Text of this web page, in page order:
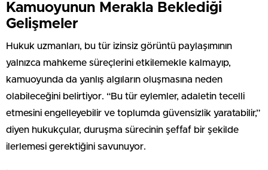
Kamuoyunun Merakla Beklediği
Gelişmeler
Hukuk uzmanları, bu tür izinsiz görüntü paylaşımının
yalnızca mahkeme süreçlerini etkilemekle kalmayıp,
kamuoyunda da yanlış algıların oluşmasına neden
olabileceğini belirtiyor. “Bu tür eylemler, adaletin tecelli
etmesini engelleyebilir ve toplumda güvensizlik yaratabilir,”
diyen hukukçular, duruşma sürecinin şeffaf bir şekilde
ilerlemesi gerektiğini savunuyor.